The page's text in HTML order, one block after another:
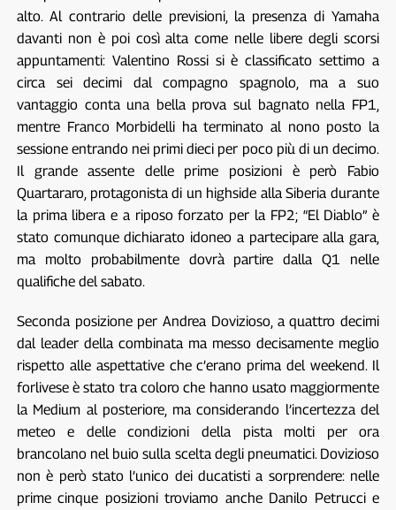
alto. Al contrario delle previsioni, la presenza di Yamaha
davanti non è poi così alta come nelle libere degli scorsi
appuntamenti: Valentino Rossi si è classificato settimo a
circa sei decimi dal compagno spagnolo, ma a suo
vantaggio conta una bella prova sul bagnato nella FP1,
mentre Franco Morbidelli ha terminato al nono posto la
sessione entrando nei primi dieci per poco più di un decimo.
Il grande assente delle prime posizioni è però Fabio
Quartararo, protagonista di un highside alla Siberia durante
la prima libera e a riposo forzato per la FP2; “El Diablo” è
stato comunque dichiarato idoneo a partecipare alla gara,
ma molto probabilmente dovrà partire dalla Q1 nelle
qualifiche del sabato.
Seconda posizione per Andrea Dovizioso, a quattro decimi
dal leader della combinata ma messo decisamente meglio
rispetto alle aspettative che c’erano prima del weekend. Il
forlivese è stato tra coloro che hanno usato maggiormente
la Medium al posteriore, ma considerando l’incertezza del
meteo e delle condizioni della pista molti per ora
brancolano nel buio sulla scelta degli pneumatici. Dovizioso
non è però stato l’unico dei ducatisti a sorprendere: nelle
prime cinque posizioni troviamo anche Danilo Petrucci e